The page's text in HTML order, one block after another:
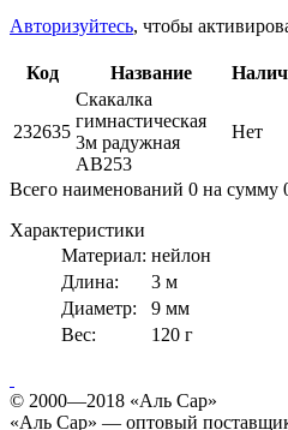
Авторизуйтесь, чтобы
Код Название
232635
Скакалка
гимнастическая
3м радужная
АВ253
Нет
Всего наименований 0 на сумму
Характеристики
Материал: нейлон
Длина:
3 м
Диаметр:
9 мм
Вес:
120 г
© 2000—2018 «Аль Сар»
«Аль Сар» — оптовый